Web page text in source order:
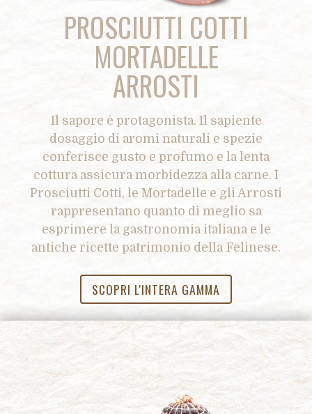
PROSCIUTTI COTTI
MORTADELLE
ARROSTI
Il sapore è protagonista. Il sapiente
dosaggio di aromi naturali e spezie
conferisce gusto e profumo e la lenta
cottura assicura morbidezza alla carne. I
Prosciutti Cotti, le Mortadelle e gli Arrosti
rappresentano quanto di meglio sa
esprimere la gastronomia italiana e le
antiche ricette patrimonio della Felinese.
SCOPRI L'INTERA GAMMA